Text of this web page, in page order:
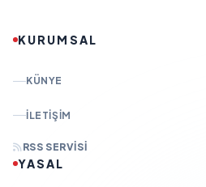
KURUMSAL
KÜNYE
İLETIŞIM
RSS SERVISI
YASAL